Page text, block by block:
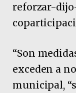
reforzar-
“Son
exceden a
municipal,